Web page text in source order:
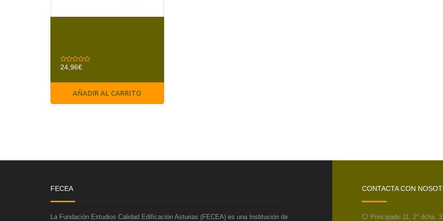
24,96€
AÑADIR AL CARRITO
FECEA
La Fundación Estudios Calidad Edificación Asturias (FECEA) es una Institución de
CONTACTA CON
C/ Principado 11. 2° dcha.